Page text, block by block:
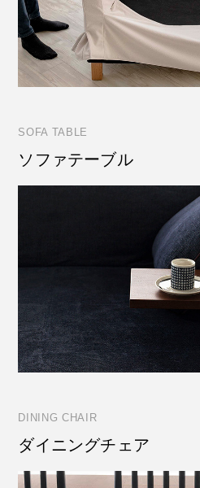
SOFA TABLE
ソファテーブル
DINING CHAIR
ダイニングチェア